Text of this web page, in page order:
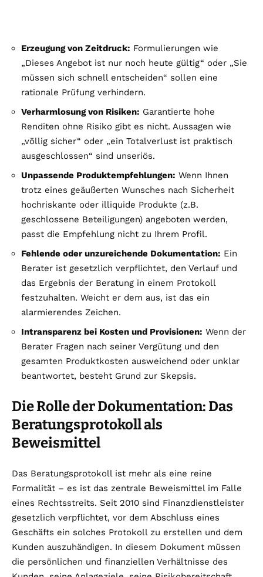
Erzeugung von Zeitdruck: Formulierungen wie
„Dieses Angebot ist nur noch heute gültig“ oder „Sie
müssen sich schnell entscheiden“ sollen eine
rationale Prüfung verhindern.
Verharmlosung von Risiken: Garantierte hohe
Renditen ohne Risiko gibt es nicht. Aussagen wie
„völlig sicher“ oder „ein Totalverlust ist praktisch
ausgeschlossen“ sind unseriös.
Unpassende Produktempfehlungen: Wenn Ihnen
trotz eines geäußerten Wunsches nach Sicherheit
hochriskante oder illiquide Produkte (z.B.
geschlossene Beteiligungen) angeboten werden,
passt die Empfehlung nicht zu Ihrem Profil.
Fehlende oder unzureichende Dokumentation: Ein
Berater ist gesetzlich verpflichtet, den Verlauf und
das Ergebnis der Beratung in einem Protokoll
festzuhalten. Weicht er dem aus, ist das ein
alarmierendes Zeichen.
Intransparenz bei Kosten und Provisionen: Wenn der
Berater Fragen nach seiner Vergütung und den
gesamten Produktkosten ausweichend oder unklar
beantwortet, besteht Grund zur Skepsis.
Die Rolle der Dokumentation: Das
Beratungsprotokoll als
Beweismittel
Das Beratungsprotokoll ist mehr als eine reine
Formalität – es ist das zentrale Beweismittel im Falle
eines Rechtsstreits. Seit 2010 sind Finanzdienstleister
gesetzlich verpflichtet, vor dem Abschluss eines
Geschäfts ein solches Protokoll zu erstellen und dem
Kunden auszuhändigen. In diesem Dokument müssen
die persönlichen und finanziellen Verhältnisse des